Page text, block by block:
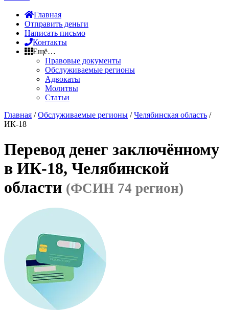
Главная
Отправить деньги
Написать письмо
Контакты
Ещё…
Правовые документы
Обслуживаемые регионы
Адвокаты
Молитвы
Статьи
Главная /Обслуживаемые регионы /Челябинская область /
ИК-18
Перевод денег заключённому
в ИК-18, Челябинской
области (ФСИН 74 регион)